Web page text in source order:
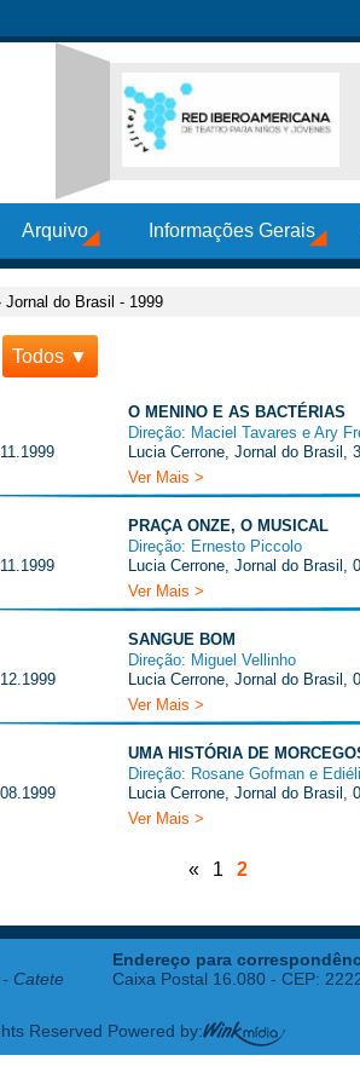
Arquivo Informações Gerais
Jornal do Brasil - 1999
Todos ▼
O MENINO E AS BACTÉRIAS
Direção: Maciel Tavares e Ary
Lucia Cerrone, Jornal do Brasil,
Ver Mais >
PRAÇA ONZE, O MUSICAL
Direção: Ernesto Piccolo
Lucia Cerrone, Jornal do Brasil,
Ver Mais >
SANGUE BOM
Direção: Miguel Vellinho
Lucia Cerrone, Jornal do Brasil,
Ver Mais >
UMA HISTÓRIA DE
Direção: Rosane Gofman e
Lucia Cerrone, Jornal do Brasil,
Ver Mais >
« 1 2
Catete
Endereço para
Caixa Postal 16.080 - CEP:
Reserved Powered by: